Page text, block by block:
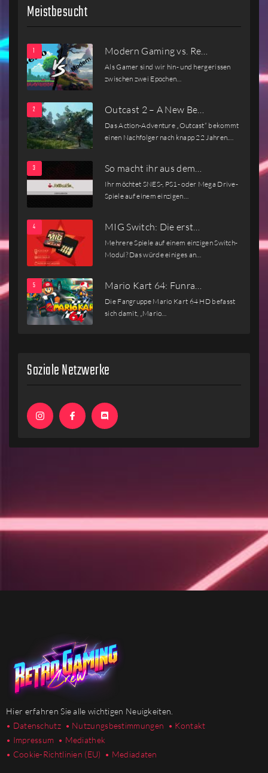
Meistbesucht
Modern Gaming vs. Re…
Als Gamer sind wir hin- und hergerissen
zwischen zwei Epochen…
Outcast 2 – A New Be…
Das Action-Adventure „Outcast“ bekommt
einen Nachfolger nach knapp 22 Jahren.…
So macht ihr aus dem…
Ihr möchtet SNES-, PS1- oder Mega Drive-
Spiele auf einem einzigen…
MIG Switch: Die erst…
Mehrere Spiele auf einem einzigen Switch-
Modul? Das würde einiges an…
Mario Kart 64: Funra…
Die Fangruppe Mario Kart 64 HD befasst
sich damit, „Mario…
Soziale Netzwerke
Hier erfahren Sie alle wichtigen Neuigkeiten.
• Datenschutz • Nutzungsbestimmungen • Kontakt
• Impressum • Mediathek
• Cookie-Richtlinien (EU) • Mediadaten